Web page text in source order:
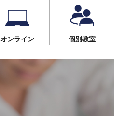
オンライン 個別教室